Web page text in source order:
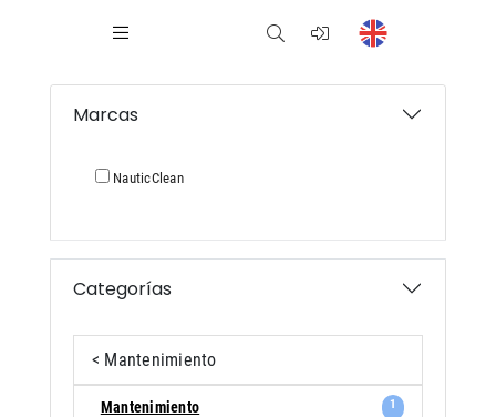
Marcas
NauticClean
Categorías
< Mantenimiento
Mantenimiento 1